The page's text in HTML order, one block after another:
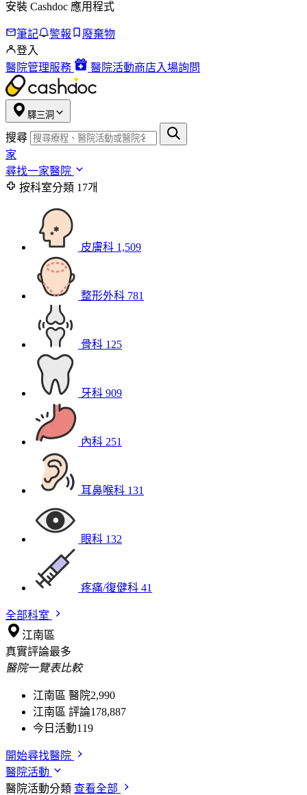
安裝 Cashdoc 應用程式
筆記 警報
廢棄物
登入
醫院管理服務
醫院活動商店入場詢問
驛三洞
搜尋
家
尋找一家醫院
按科室分類 17개
皮膚科 1,509
整形外科 781
骨科 125
牙科 909
內科 251
耳鼻喉科 131
眼科 132
疼痛/復健科 41
全部科室
江南區
真實評論最多
醫院一覽表比較
江南區 醫院2,990
江南區 評論178,887
今日活動119
開始尋找醫院
醫院活動
醫院活動分類 查看全部